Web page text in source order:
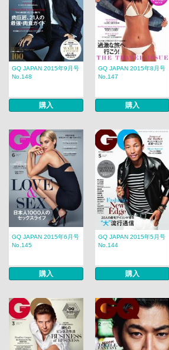
GQ JAPAN 2015年9月号
No.148
購入
GQ JAPAN 2015年8月号
No.147
購入
GQ JAPAN 2015年6月号
No.145
購入
GQ JAPAN 2015年5月号
No.144
購入